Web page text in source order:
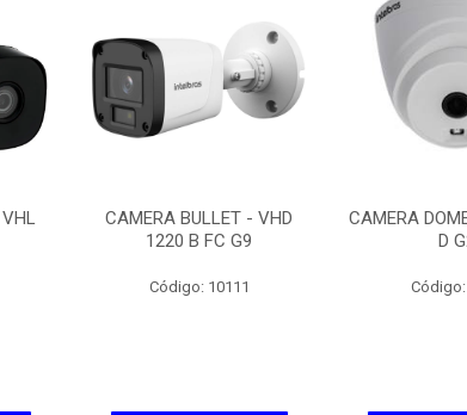
CAMERA BULLET - VHD
1220 B FC G9
Código: 10111
CAMERA
D
Código: